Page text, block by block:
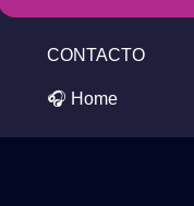
CONTACTO
🎧 Home